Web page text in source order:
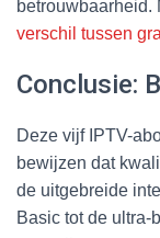
betrouwbaarheid.
verschil tussen
Conclusie:
Deze vijf IPTV-
bewijzen dat
de uitgebreide
Basic tot de ultra-